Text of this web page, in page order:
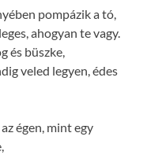
pompázik a tó,
ahogyan te vagy.
és büszke,
veled legyen, édes
égen, mint egy